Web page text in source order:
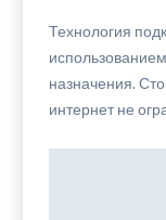
Технология
назначения.
интернет не